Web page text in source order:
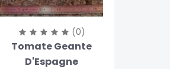
(0)
Tomate Geante
D'Espagne